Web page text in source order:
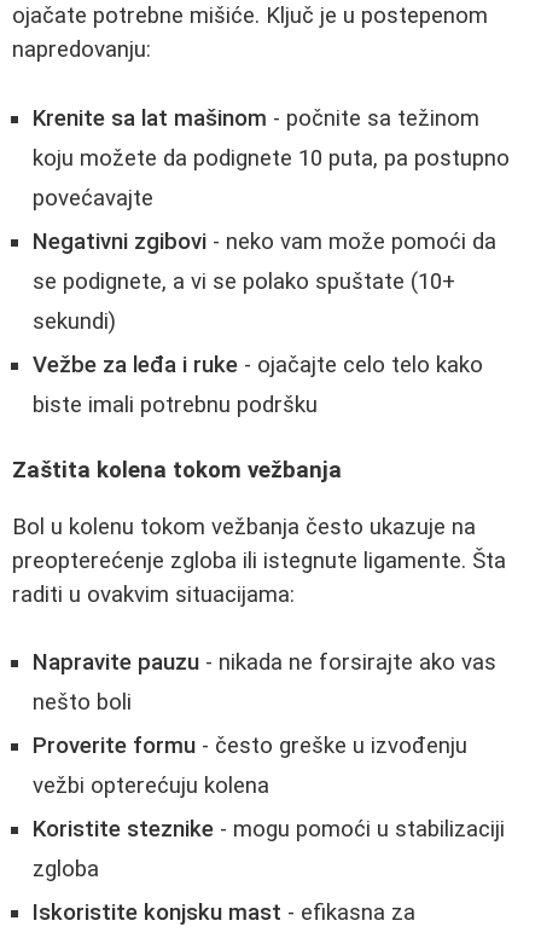
ojačate potrebne mišiće. Ključ je u postepenom
napredovanju:
Krenite sa lat mašinom - počnite sa težinom
koju možete da podignete 10 puta, pa postupno
povećavajte
Negativni zgibovi - neko vam može pomoći da
se podignete, a vi se polako spuštate (10+
sekundi)
Vežbe za leđa i ruke - ojačajte celo telo kako
biste imali potrebnu podršku
Zaštita kolena tokom vežbanja
Bol u kolenu tokom vežbanja često ukazuje na
preopterećenje zgloba ili istegnute ligamente. Šta
raditi u ovakvim situacijama:
Napravite pauzu - nikada ne forsirajte ako vas
nešto boli
Proverite formu - često greške u izvođenju
vežbi opterećuju kolena
Koristite steznike - mogu pomoći u stabilizaciji
zgloba
Iskoristite konjsku mast - efikasna za